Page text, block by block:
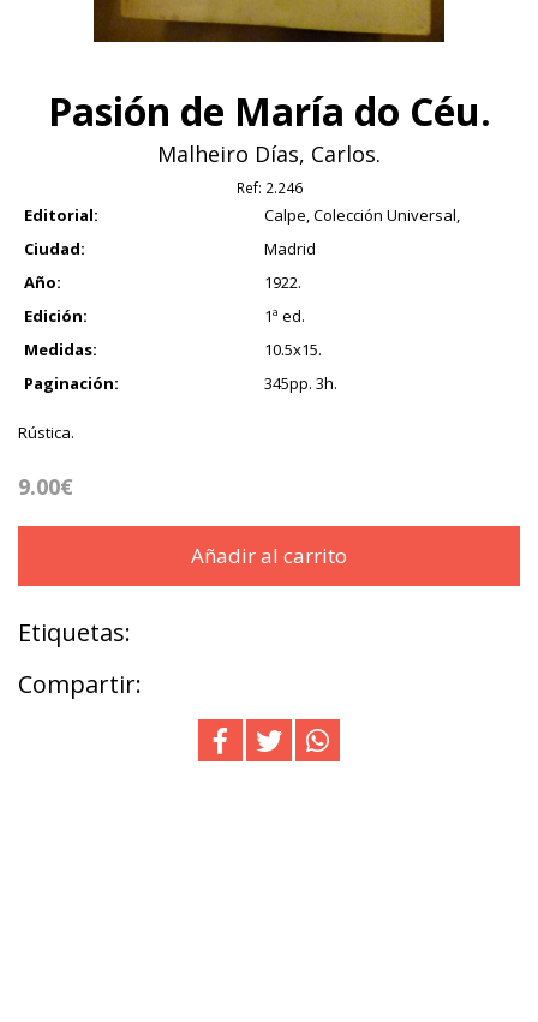
Pasión de María do Céu.
Malheiro Días, Carlos.
Ref: 2.246
Editorial:
Calpe, Colección Universal,
Ciudad:
Madrid
Año:
1922.
Edición:
1ª ed.
Medidas:
10.5x15.
Paginación:
345pp. 3h.
Rústica.
9.00€
Añadir al carrito
Etiquetas:
Compartir: